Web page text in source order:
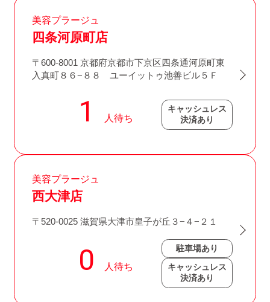
美容プラージュ
四条河原町店
〒600-8001 京都府京都市下京区四条通河原町東
入真町８６−８８ ユーイットゥ池善ビル５Ｆ
キャッシュレス
決済あり
美容プラージュ
西大津店
〒520-0025 滋賀県大津市皇子が丘３−４−２１
駐車場あり
キャッシュレス
決済あり